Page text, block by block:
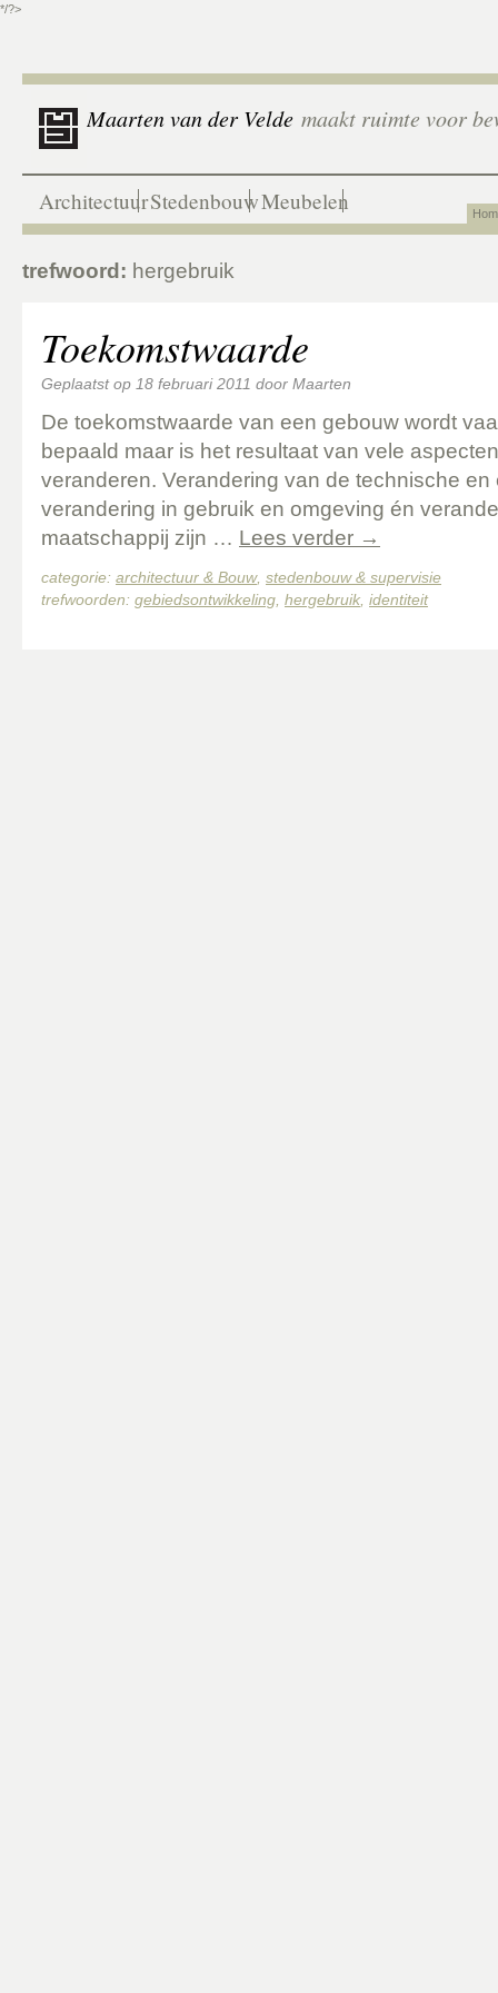
*/?>
Maarten van der Velde maakt ruimte voor
ArchitectuurStedenbouwMeubelen
trefwoord: hergebruik
Toekomstwaarde
Geplaatst op 18 februari 2011 door Maarten
De toekomstwaarde van een gebouw wordt
bepaald maar is het resultaat van vele
veranderen. Verandering van de technische en
verandering in gebruik en omgeving én
maatschappij zijn … Lees verder →
categorie: architectuur & Bouw, stedenbouw & supervisie
trefwoorden: gebiedsontwikkeling hergebruik identiteit